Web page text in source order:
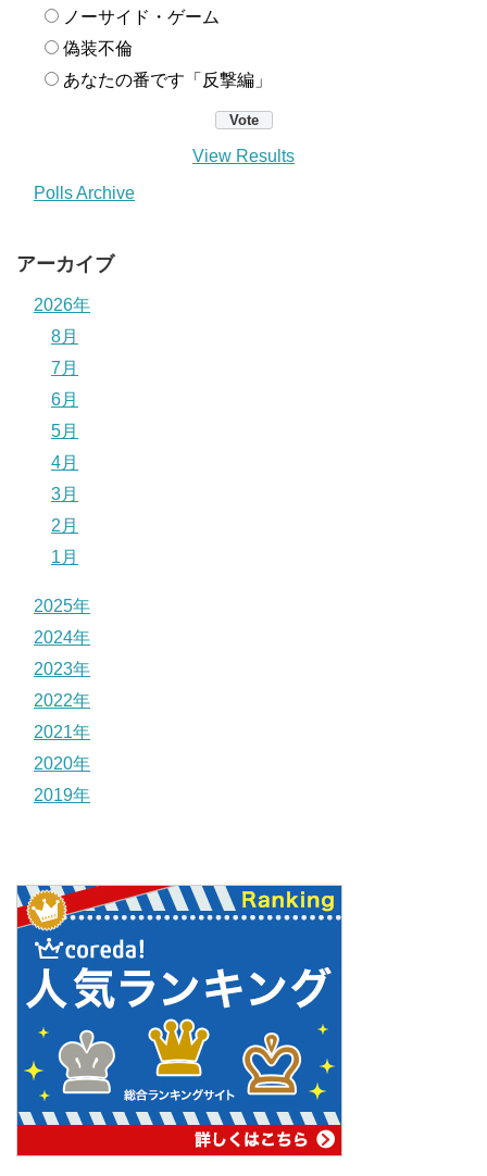
ノーサイド・ゲーム
偽装不倫
あなたの番です「反撃編」
View Results
Polls Archive
アーカイブ
2026年
8月
7月
6月
5月
4月
3月
2月
1月
2025年
2024年
2023年
2022年
2021年
2020年
2019年